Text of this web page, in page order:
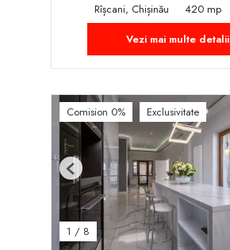
Rîșcani, Chișinău
420 mp
Vezi mai multe detalii
Comision 0% Exclusivitate
1 / 8
Previous